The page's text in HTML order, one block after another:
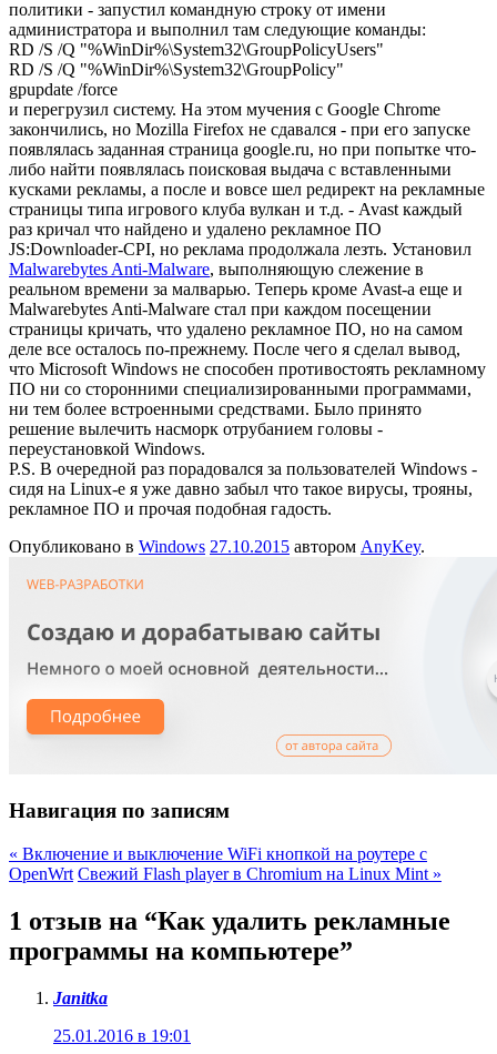
политики - запустил командную строку от имени
администратора и выполнил там следующие команды:
RD /S /Q "%WinDir%\System32\GroupPolicyUsers"
RD /S /Q "%WinDir%\System32\GroupPolicy"
gpupdate /force
и перегрузил систему. На этом мучения с Google Chrome
закончились, но Mozilla Firefox не сдавался - при его запуске
появлялась заданная страница google.ru, но при попытке что-
либо найти появлялась поисковая выдача с вставленными
кусками рекламы, а после и вовсе шел редирект на рекламные
страницы типа игрового клуба вулкан и т.д. - Avast каждый
раз кричал что найдено и удалено рекламное ПО
JS:Downloader-CPI, но реклама продолжала лезть. Установил
Malwarebytes Anti-Malware, выполняющую слежение в
реальном времени за малварью. Теперь кроме Avast-а еще и
Malwarebytes Anti-Malware стал при каждом посещении
страницы кричать, что удалено рекламное ПО, но на самом
деле все осталось по-прежнему. После чего я сделал вывод,
что Microsoft Windows не способен противостоять рекламному
ПО ни со сторонними специализированными программами,
ни тем более встроенными средствами. Было принято
решение вылечить насморк отрубанием головы -
переустановкой Windows.
P.S. В очередной раз порадовался за пользователей Windows -
сидя на Linux-е я уже давно забыл что такое вирусы, трояны,
рекламное ПО и прочая подобная гадость.
Опубликовано в Windows 27.10.2015 автором AnyKey.
Навигация по записям
« Включение и выключение WiFi кнопкой на роутере с
OpenWrt Свежий Flash player в Chromium на Linux Mint »
1 отзыв на “Как удалить рекламные
программы на компьютере”
Janitka
25.01.2016 в 19:01